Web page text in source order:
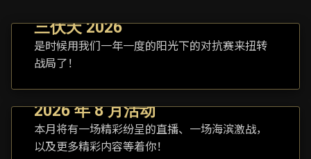
三伏天 2026
是时候用我们一年一度的阳光下的对抗赛来扭转
战局了！
2026 年 8 月活动
本月将有一场精彩纷呈的直播、一场海滨激战，
以及更多精彩内容等着你！